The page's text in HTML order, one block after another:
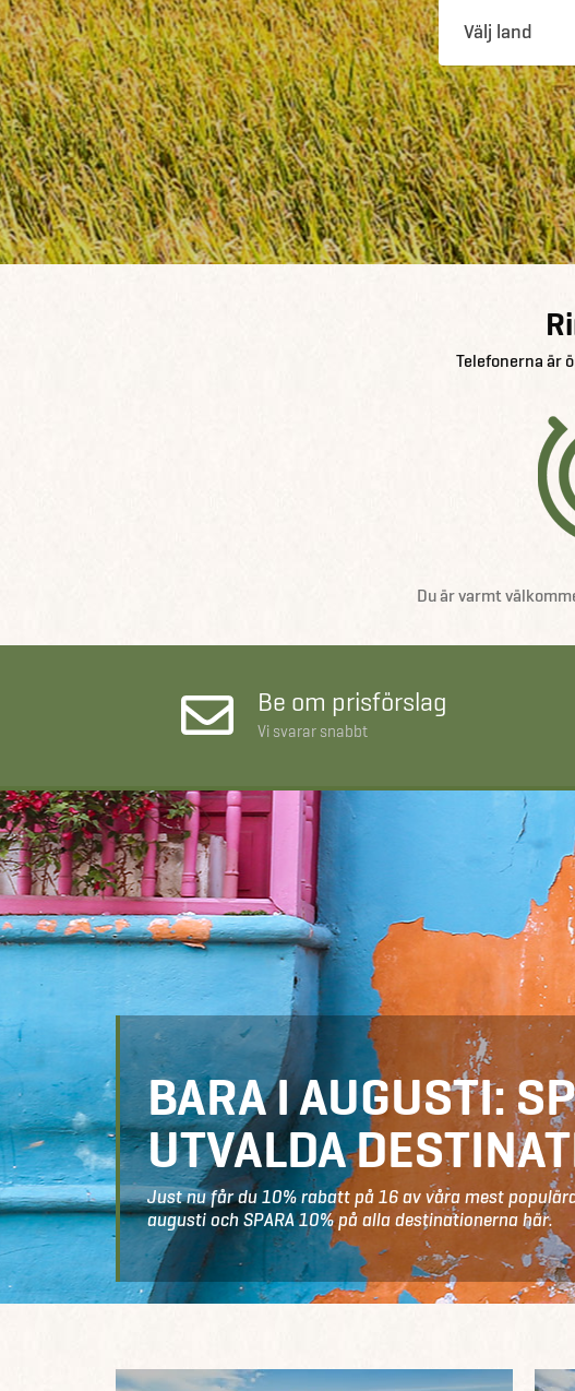
Välj land
Telefonerna är
Du är varmt
Be om prisförslag
Vi svarar snabbt
BARA I AUGUSTI:
UTVALDA
Just nu får du 10% rabatt på 16 av våra mest
augusti ochSPARA 10% på alla destinationerna här.